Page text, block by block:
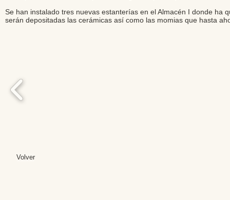
Se han instalado tres nuevas estanterías en el Almacén I donde ha
serán depositadas las cerámicas así como las momias que hasta
Volver